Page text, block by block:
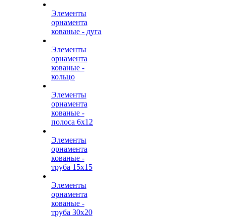
Элементы
орнамента
кованые - дуга
Элементы
орнамента
кованые -
кольцо
Элементы
орнамента
кованые -
полоса 6х12
Элементы
орнамента
кованые -
труба 15х15
Элементы
орнамента
кованые -
труба 30х20